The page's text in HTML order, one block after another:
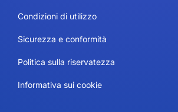
Condizioni di utilizzo
Sicurezza e conformità
Politica sulla riservatezza
Informativa sui cookie